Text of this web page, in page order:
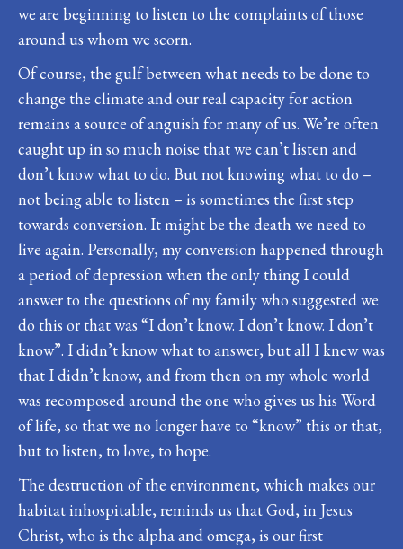
we are beginning to listen to the complaints of those
around us whom we scorn.
Of course, the gulf between what needs to be done to
change the climate and our real capacity for action
remains a source of anguish for many of us. We’re often
caught up in so much noise that we can’t listen and
don’t know what to do. But not knowing what to do –
not being able to listen – is sometimes the first step
towards conversion. It might be the death we need to
live again. Personally, my conversion happened through
a period of depression when the only thing I could
answer to the questions of my family who suggested we
do this or that was “I don’t know. I don’t know. I don’t
know”. I didn’t know what to answer, but all I knew was
that I didn’t know, and from then on my whole world
was recomposed around the one who gives us his Word
of life, so that we no longer have to “know” this or that,
but to listen, to love, to hope.
The destruction of the environment, which makes our
habitat inhospitable, reminds us that God, in Jesus
Christ, who is the alpha and omega, is our first